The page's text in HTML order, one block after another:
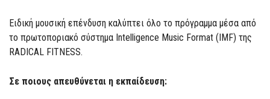
Ειδική μουσική επένδυση καλύπτει όλο το πρόγραμμα μέσα από
το πρωτοποριακό σύστημα Intelligence Music Format (IMF) της
RADICAL FITNESS.
Σε ποιους απευθύνεται η εκπαίδευση: